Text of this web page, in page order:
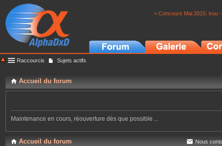
> Concours Mai 2015: trou
Raccourcis Sujets actifs
Accueil du forum
Maintenance en cours, réouverture dès que possible ...
Accueil du forum Nous